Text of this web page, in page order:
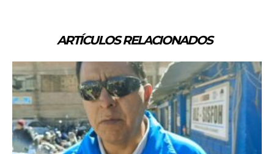
ARTÍCULOS RELACIONADOS